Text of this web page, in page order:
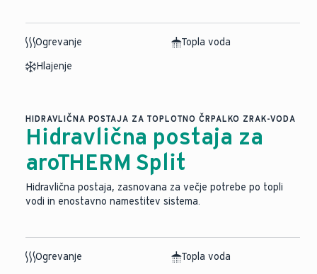
Ogrevanje
Topla voda
Hlajenje
HIDRAVLIČNA POSTAJA ZA TOPLOTNO ČRPALKO ZRAK-VODA
Hidravlična postaja za
aroTHERM Split
Hidravlična postaja, zasnovana za večje potrebe po topli
vodi in enostavno namestitev sistema.
Ogrevanje
Topla voda